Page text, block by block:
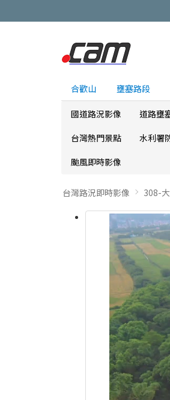
合歡山 壅塞路段
國道路況影像 道路壅
台灣熱門景點
水利署
颱風即時影像
台灣路況即時影像 308-